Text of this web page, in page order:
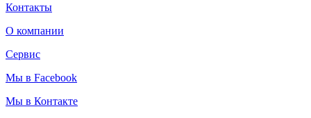
Контакты
О компании
Сервис
Мы в Facebook
Мы в Контакте